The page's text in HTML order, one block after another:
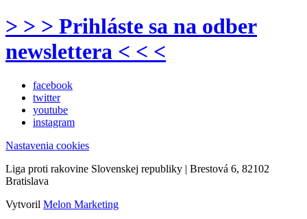
> > > Prihláste sa na odber
newslettera < < <
facebook
twitter
youtube
instagram
Nastavenia cookies
Liga proti rakovine Slovenskej republiky | Brestová 6, 82102
Bratislava
Vytvoril Melon Marketing